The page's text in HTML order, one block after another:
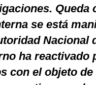
Queda
se está
Nacional
ha reactivado
con el objeto de